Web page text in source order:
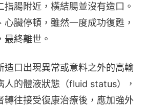
指腸附近，橫結腸並沒有造口。
臟停頓，雖然一度成功復甦，
終離世。
造口出現異常或意料之外的高輸
人的體液狀態（fluid status），
轉往接受復康治療後，應加強外